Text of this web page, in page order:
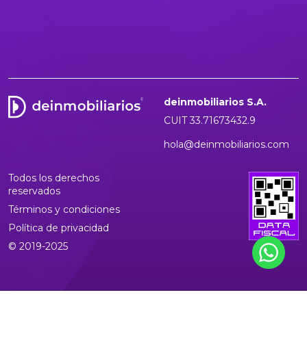
deinmobiliarios S.A.
CUIT 33.71673432.9
hola@deinmobiliarios.com
Todos los derechos
reservados
Términos y condiciones
Política de privacidad
© 2019-2025